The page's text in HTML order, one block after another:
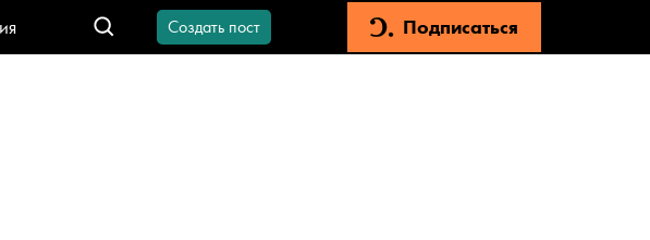
Создать пост Подписаться